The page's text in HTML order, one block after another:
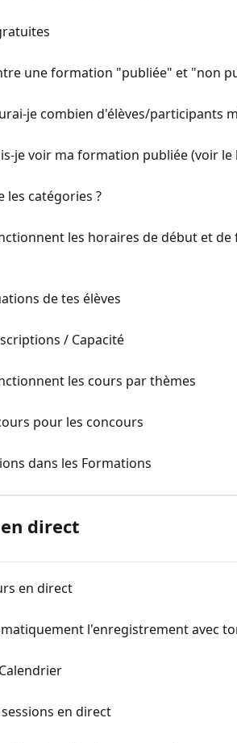
une formation "publiée" et "non
je combien d'élèves/participants
je voir ma formation publiée (voir le
les catégories ?
les horaires de début et
de tes élèves
/ Capacité
les cours par thèmes
pour les concours
dans les Formations
direct
en direct
l'enregistrement avec
en direct